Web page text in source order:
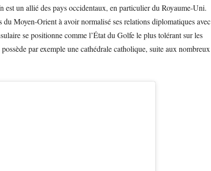
est un allié des pays occidentaux, en particulier du Royaume-Uni.
du Moyen-Orient à avoir normalisé ses relations diplomatiques avec
se positionne comme l’État du Golfe le plus tolérant sur les
par exemple une cathédrale catholique, suite aux nombreux